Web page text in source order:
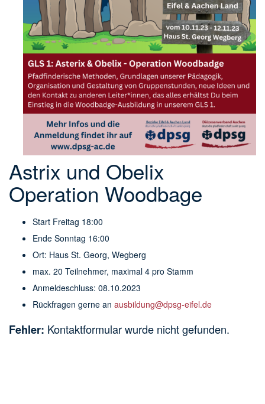
Astrix und Obelix
Operation Woodbage
Start Freitag 18:00
Ende Sonntag 16:00
Ort: Haus St. Georg, Wegberg
max. 20 Teilnehmer, maximal 4 pro Stamm
Anmeldeschluss: 08.10.2023
Rückfragen gerne an ausbildung@dpsg-eifel.de
Fehler: Kontaktformular wurde nicht gefunden.